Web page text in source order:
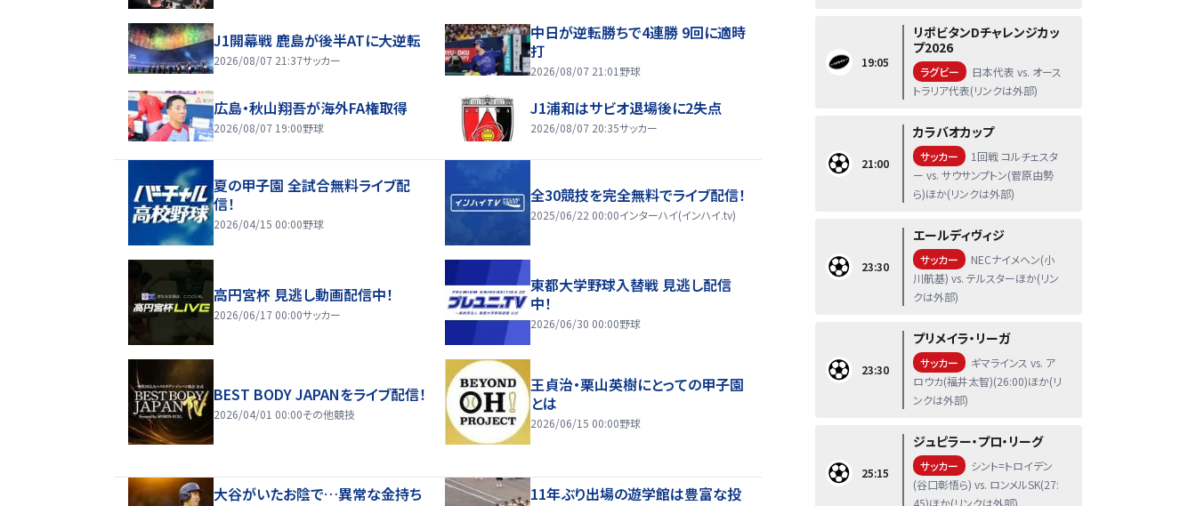
J1開幕戦 鹿島が後半ATに大逆転
2026/08/07 21:37サッカー
中日が逆転勝ちで4連勝 9回に適時
打
2026/08/07 21:01 野球
広島・秋山翔吾が海外FA権取得
2026/08/07 19:00野球
J1浦和はサビオ退場後に2失点
2026/08/07 20:35サッカー
夏の甲子園 全試合無料ライブ配
信！
2026/04/15 00:00野球
全30競技を完全無料でライブ配信！
2025/06/22 00:00インターハイ(インハイ.tv)
高円宮杯 見逃し動画配信中！
2026/06/17 00:00サッカー
東都大学野球入替戦 見逃し配信
中！
2026/06/30 00:00野球
BEST BODY JAPANをライブ配信！
2026/04/01 00:00その他競技
王貞治・栗山英樹にとっての甲子園
とは
2026/06/15 00:00野球
大谷がいたお陰で…異常な金持ち
11年ぶり出場の遊学館は豊富な投
19:05
リポビタンDチャレンジカッ
プ2026
ラグビー
日本代表 vs. オース
トラリア代表(リンクは外部)
21:00
カラバオカップ
サッカー
1回戦 コルチェスタ
ー vs. サウサンプトン(菅原由勢
ら)ほか(リンクは外部)
23:30
エールディヴィジ
サッカー
NECナイメヘン(小
川航基) vs. テルスターほか(リン
クは外部)
23:30
プリメイラ・リーガ
サッカー
ギマラインス vs. ア
ロウカ(福井太智)(26:00)ほか(リ
ンクは外部)
25:15
ジュピラー・プロ・リーグ
サッカー
シント=トロイデン
(谷口彰悟ら) vs. ロンメルSK(27: